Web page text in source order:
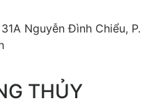
Nguyễn Đình Chiểu, P.
THỦY